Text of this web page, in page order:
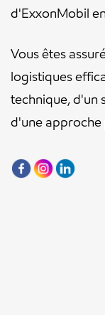
d'ExxonMobil
Vous êtes
logistiques
technique, d'un
d'une approche